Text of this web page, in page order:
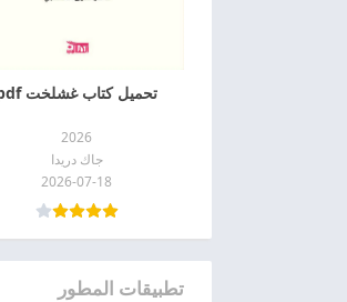
تحميل كتاب غشلخت pdf
2026
جاك دريدا
2026-07-18
تطبيقات المطور